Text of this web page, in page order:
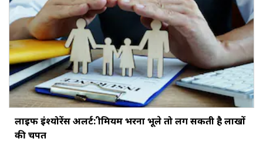
लाइफ इंश्योरेंस अलर्ट: प्रीमियम भरना भूले तो लग सकती है लाखों
की चपत